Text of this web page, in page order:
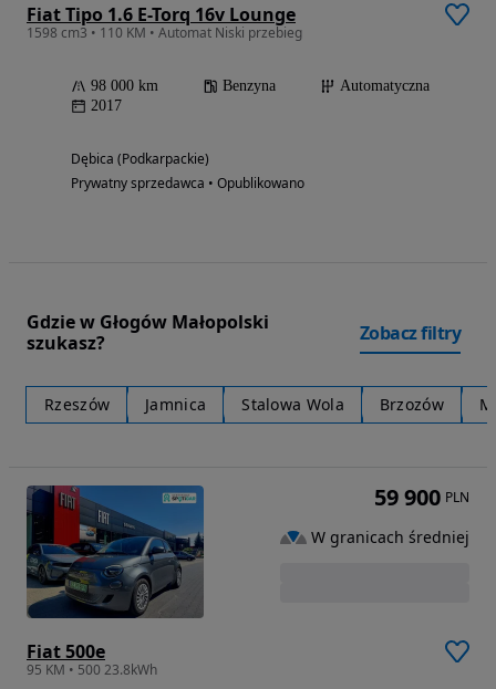
Fiat Tipo 1.6 E-Torq 16v Lounge
1598 cm3 • 110 KM • Automat Niski przebieg
98 000 km Benzyna
Automatyczna
2017
Dębica (Podkarpackie)
Prywatny sprzedawca • Opublikowano
Gdzie w Głogów Małopolski
szukasz?
Zobacz filtry
Rzeszów Jamnica Stalowa Wola Brzozów
Fiat 500e
95 KM • 500 23.8kWh
59 900 PLN
W granicach średniej